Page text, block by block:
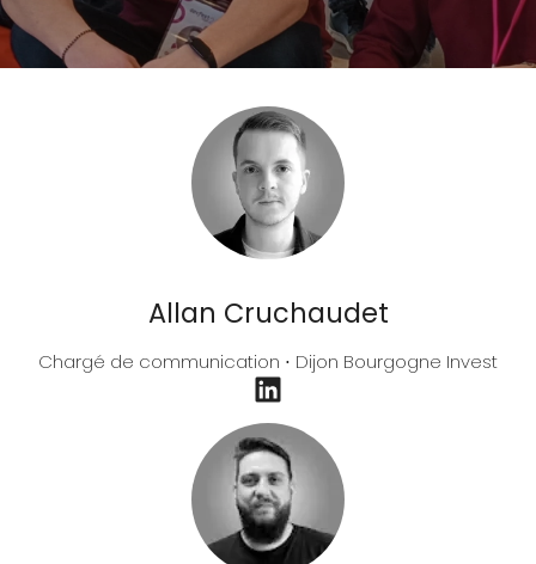
Allan Cruchaudet
Chargé de communication ⋅ Dijon Bourgogne Invest